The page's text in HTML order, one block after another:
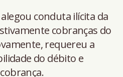
conduta ilícita da
cobranças do
requereu a
do débito e